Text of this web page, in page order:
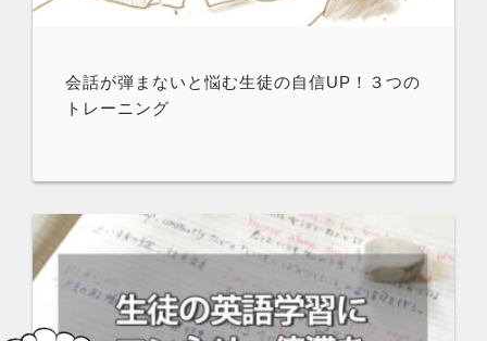
会話が弾まないと悩む生徒の自信UP！３つの
トレーニング